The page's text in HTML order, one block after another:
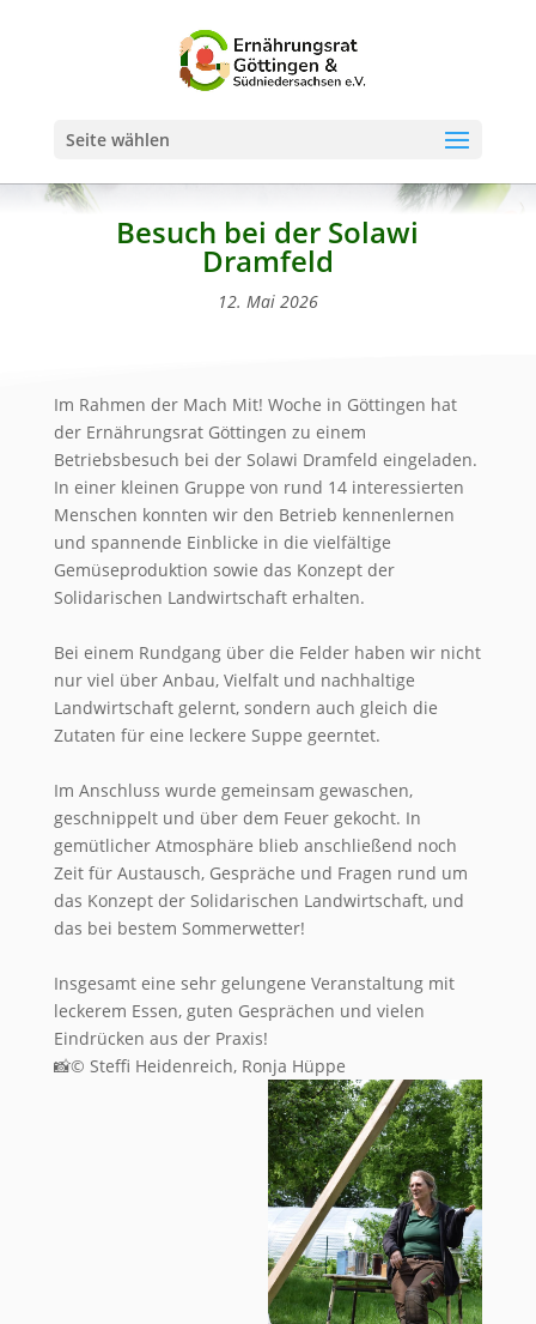
Seite wählen
Besuch bei der Solawi
Dramfeld
12. Mai 2026
Im Rahmen der Mach Mit! Woche in Göttingen hat
der Ernährungsrat Göttingen zu einem
Betriebsbesuch bei der Solawi Dramfeld eingeladen.
In einer kleinen Gruppe von rund 14 interessierten
Menschen konnten wir den Betrieb kennenlernen
und spannende Einblicke in die vielfältige
Gemüseproduktion sowie das Konzept der
Solidarischen Landwirtschaft erhalten.
Bei einem Rundgang über die Felder haben wir nicht
nur viel über Anbau, Vielfalt und nachhaltige
Landwirtschaft gelernt, sondern auch gleich die
Zutaten für eine leckere Suppe geerntet.
Im Anschluss wurde gemeinsam gewaschen,
geschnippelt und über dem Feuer gekocht. In
gemütlicher Atmosphäre blieb anschließend noch
Zeit für Austausch, Gespräche und Fragen rund um
das Konzept der Solidarischen Landwirtschaft, und
das bei bestem Sommerwetter!
Insgesamt eine sehr gelungene Veranstaltung mit
leckerem Essen, guten Gesprächen und vielen
Eindrücken aus der Praxis!
📸© Steffi Heidenreich, Ronja Hüppe